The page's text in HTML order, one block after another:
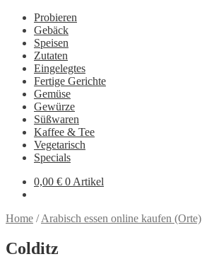
Probieren
Gebäck
Speisen
Zutaten
Eingelegtes
Fertige Gerichte
Gemüse
Gewürze
Süßwaren
Kaffee & Tee
Vegetarisch
Specials
0,00 € 0 Artikel
Home /Arabisch essen online kaufen (Orte)
Colditz